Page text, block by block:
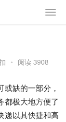
• 阅读 3908
缺的一部分，
都极大地方便了
递以其快捷和高